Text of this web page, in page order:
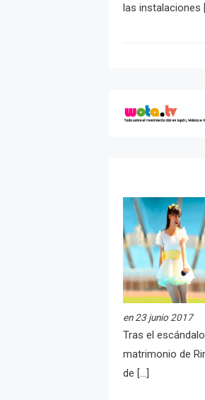
las instalaciones
en 23 junio 2017
Tras el
matrimonio de
de […]